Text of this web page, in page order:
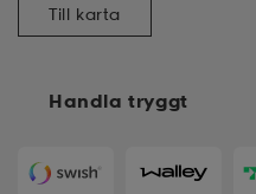
Handla tryggt
Till karta